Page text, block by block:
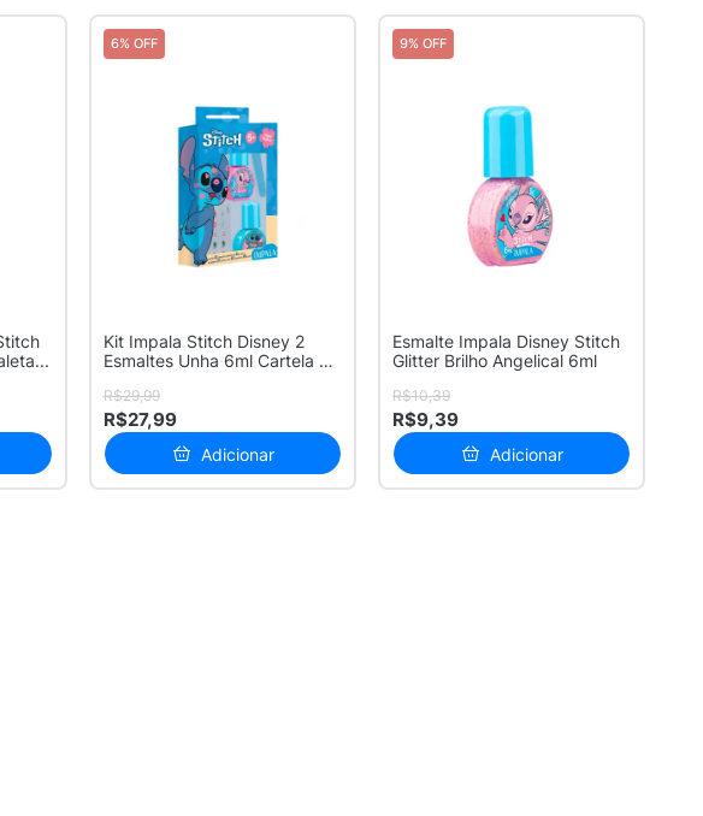
6% OFF
Kit Impala Stitch Disney 2
Esmaltes Unha 6ml Cartela de
R$29,99
R$27,99
Adicionar
9% OFF
Esmalte Impala Disney Stitch
Glitter Brilho Angelical 6ml
R$10,39
R$9,39
Adicionar